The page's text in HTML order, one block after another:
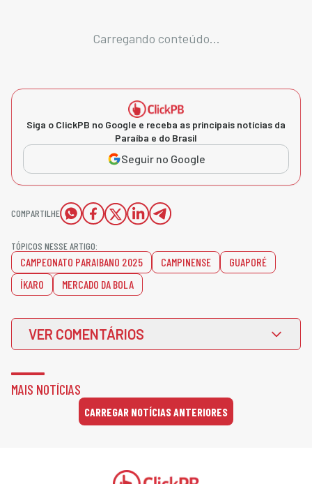
Carregando conteúdo...
Siga o ClickPB no Google e receba as principais notícias da
Paraíba e do Brasil
Seguir no Google
COMPARTILHE
TÓPICOS NESSE ARTIGO:
CAMPEONATO PARAIBANO 2025 CAMPINENSE
GUAPORÉ
ÍKARO
MERCADO DA BOLA
VER COMENTÁRIOS
MAIS NOTÍCIAS
CARREGAR NOTÍCIAS ANTERIORES